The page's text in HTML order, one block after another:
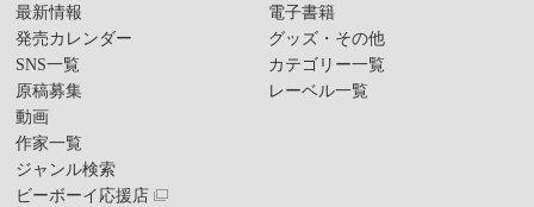
最新情報
発売カレンダー
SNS一覧
原稿募集
動画
作家一覧
ジャンル検索
ビーボーイ応援店
電子書籍
グッズ・その他
カテゴリー一覧
レーベル一覧